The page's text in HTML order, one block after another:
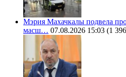
Мэрия Махачкалы подвела
масш… 07.08.2026 15:03 (1